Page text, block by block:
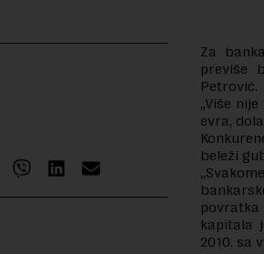
Za
previše
Petrović.
„Više
evra,
beleži
kapitala
2010. sa